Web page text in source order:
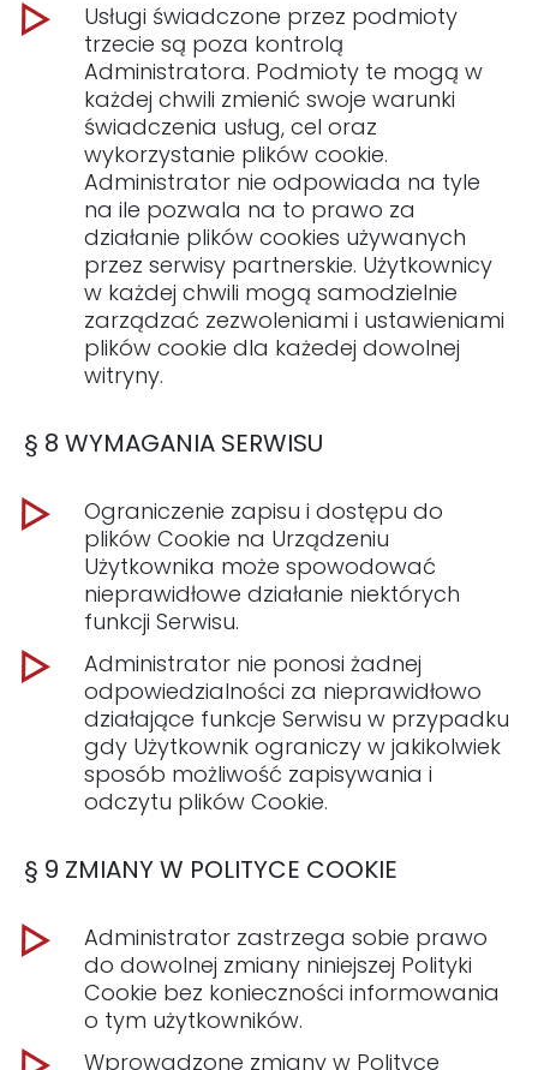
Usługi świadczone przez podmioty
trzecie są poza kontrolą
Administratora. Podmioty te mogą w
każdej chwili zmienić swoje warunki
świadczenia usług, cel oraz
wykorzystanie plików cookie.
Administrator nie odpowiada na tyle
na ile pozwala na to prawo za
działanie plików cookies używanych
przez serwisy partnerskie. Użytkownicy
w każdej chwili mogą samodzielnie
zarządzać zezwoleniami i ustawieniami
plików cookie dla każedej dowolnej
witryny.
§ 8 WYMAGANIA SERWISU
Ograniczenie zapisu i dostępu do
plików Cookie na Urządzeniu
Użytkownika może spowodować
nieprawidłowe działanie niektórych
funkcji Serwisu.
Administrator nie ponosi żadnej
odpowiedzialności za nieprawidłowo
działające funkcje Serwisu w przypadku
gdy Użytkownik ograniczy w jakikolwiek
sposób możliwość zapisywania i
odczytu plików Cookie.
§ 9 ZMIANY W POLITYCE COOKIE
Administrator zastrzega sobie prawo
do dowolnej zmiany niniejszej Polityki
Cookie bez konieczności informowania
o tym użytkowników.
Wprowadzone zmiany w Polityce